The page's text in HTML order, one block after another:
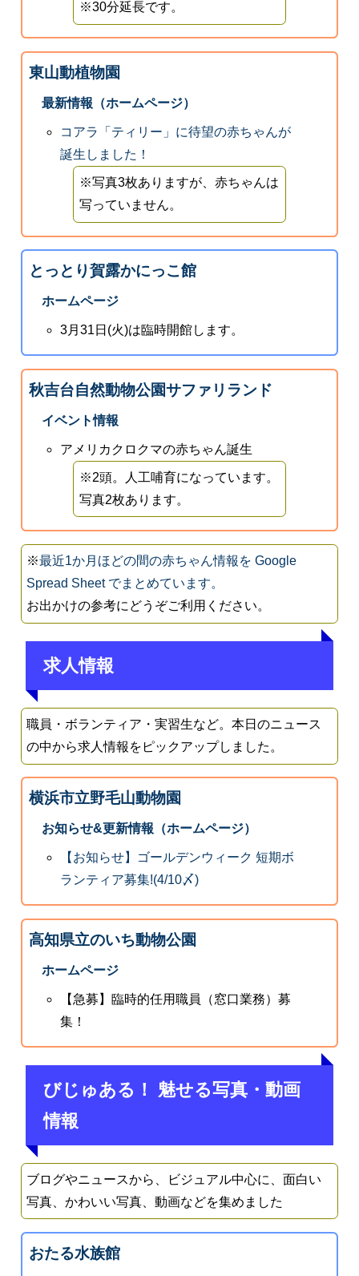
※30分延長です。
東山動植物園
最新情報（ホームページ）
コアラ「ティリー」に待望の赤ちゃんが
誕生しました！
※写真3枚ありますが、赤ちゃんは
写っていません。
とっとり賀露かにっこ館
ホームページ
3月31日(火)は臨時開館します。
秋吉台自然動物公園サファリランド
イベント情報
アメリカクロクマの赤ちゃん誕生
※2頭。人工哺育になっています。
写真2枚あります。
※最近1か月ほどの間の赤ちゃん情報を Google
Spread Sheet でまとめています。
お出かけの参考にどうぞご利用ください。
求人情報
職員・ボランティア・実習生など。本日のニュース
の中から求人情報をピックアップしました。
横浜市立野毛山動物園
お知らせ&更新情報（ホームページ）
【お知らせ】ゴールデンウィーク 短期ボ
ランティア募集!(4/10〆)
高知県立のいち動物公園
ホームページ
【急募】臨時的任用職員（窓口業務）募
集！
びじゅある！ 魅せる写真・動画
情報
ブログやニュースから、ビジュアル中心に、面白い
写真、かわいい写真、動画などを集めました
おたる水族館